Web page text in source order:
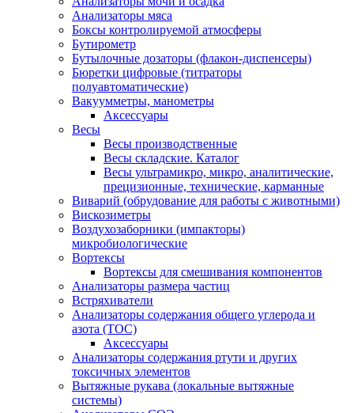
Анализаторы мяса
Боксы контролируемой атмосферы
Бутирометр
Бутылочные дозаторы (флакон-диспенсеры)
Бюретки цифровые (титраторы
полуавтоматические)
Вакуумметры, манометры
Аксессуары
Весы
Весы производственные
Весы складские. Каталог
Весы ультрамикро, микро, аналитические,
прецизионные, технические, карманные
Виварий (обрудование для работы с животными)
Вискозиметры
Воздухозаборники (импакторы)
микробиологические
Вортексы
Вортексы для смешивания компонентов
Анализаторы размера частиц
Встряхиватели
Анализаторы содержания общего углерода и
азота (ТОС)
Аксессуары
Анализаторы содержания ртути и других
токсичных элементов
Вытяжные рукава (локальные вытяжные
системы)